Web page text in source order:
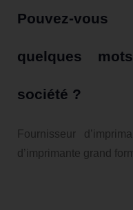
Pouvez-
quelques
société ?
Fournisseur
d’imprimante grand